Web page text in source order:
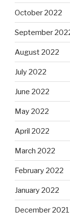
October 2022
September
August 2022
July 2022
June 2022
May 2022
April 2022
March 2022
February 2022
January 2022
December 2021